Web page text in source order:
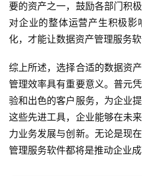
要的资产之一，鼓励各部门积
对企业的整体运营产生积极
化，才能让数据资产管理服务软
综上所述，选择合适的数据资
管理效率具有重要意义。普元
验和出色的客户服务，为企业
这些先进工具，企业能够在未
力业务发展与创新。无论是现
管理服务软件都将是推动企业成